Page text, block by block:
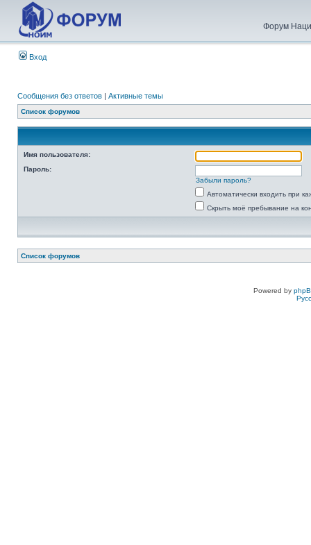
Форум
Вход
Сообщения без ответов | Активные темы
Список форумов
Имя пользователя:
Пароль:
Забыли пароль?
Автоматически входить при
Скрыть моё пребывание на
Список форумов
Powered by